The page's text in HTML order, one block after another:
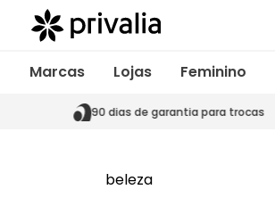
Marcas Lojas Feminino
90 dias de garantia para trocas
beleza